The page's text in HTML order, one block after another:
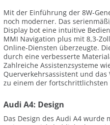
Mit der Einführung der 8W-
noch moderner. Das
Display bot eine intuitive
MMI Navigation plus mit 8,3-
Online-Diensten überzeugte.
durch eine verbesserte
Zahlreiche Assistenzsysteme
Querverkehrsassistent und
zu einem der fortschrittlichsten
Audi A4: Design
Das Design des Audi A4 wurde